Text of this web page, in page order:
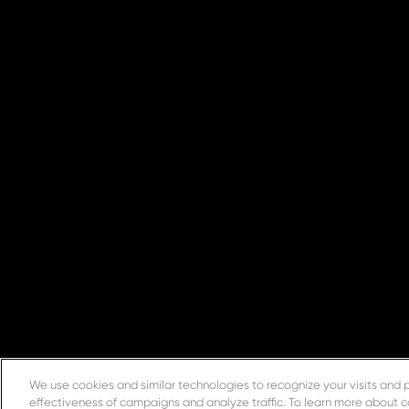
We use cookies and similar technologies to recognize your visits and
effectiveness of campaigns and analyze traffic. To learn more about